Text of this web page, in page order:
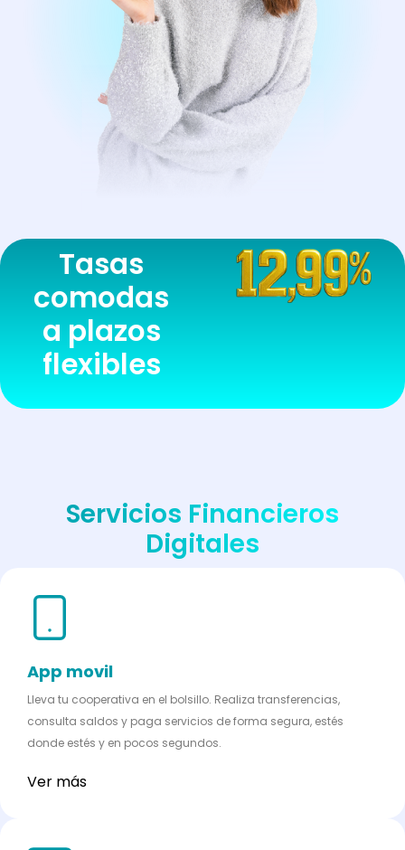
Tasas
comodas
a plazos
flexibles
Servicios Financieros
Digitales
App movil
Lleva tu cooperativa en el bolsillo. Realiza transferencias,
consulta saldos y paga servicios de forma segura, estés
donde estés y en pocos segundos.
Ver más